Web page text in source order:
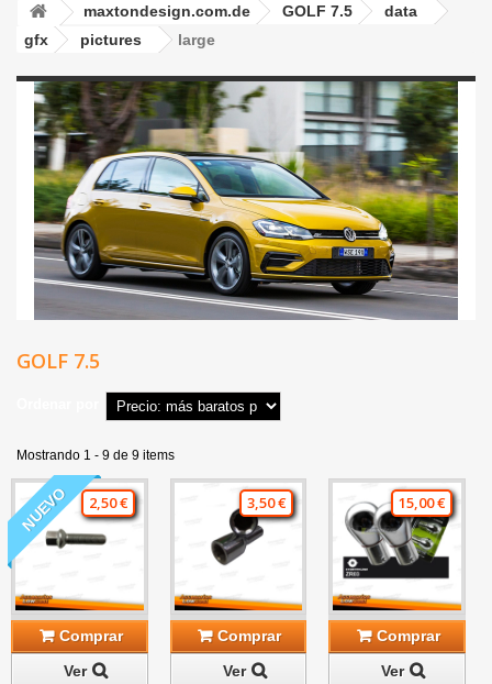
maxtondesign.com.de GOLF 7.5
data
gfx
pictures large
GOLF 7.5
Mostrando 1 - 9 de 9 items
NUEVO 2,50 €
Comprar
Ver
3,50 €
Comprar
Ver
15,00 €
Comprar
Ver